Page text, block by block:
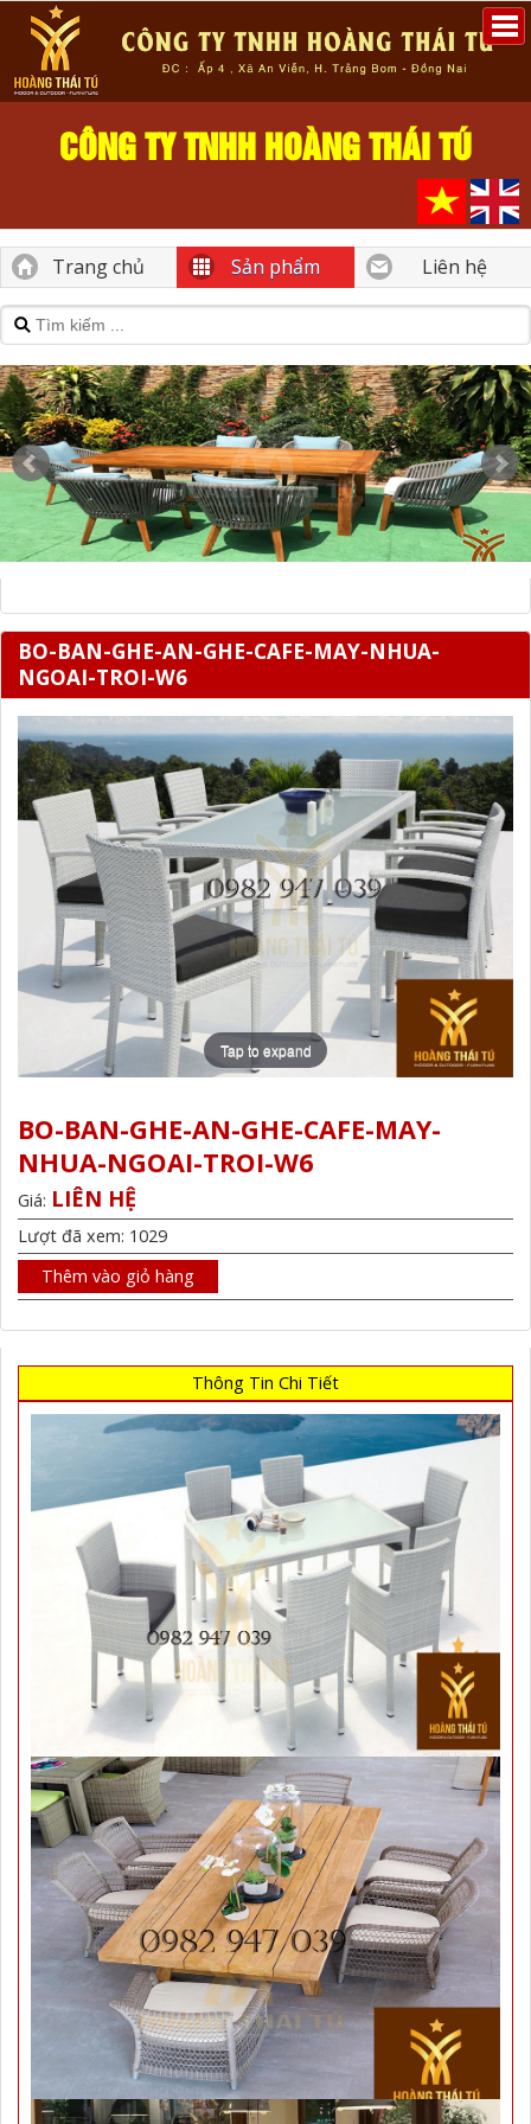
CÔNG TY TNHH HOÀNG THÁI TÚ
Trang chủ Sản phẩm Liên hệ
BO-BAN-GHE-AN-GHE-CAFE-MAY-NHUA-
NGOAI-TROI-W6
Tap to expand
BO-BAN-GHE-AN-GHE-CAFE-MAY-
NHUA-NGOAI-TROI-W6
Giá: LIÊN HỆ
Lượt đã xem: 1029
Thêm vào giỏ hàng
Thông Tin Chi Tiết